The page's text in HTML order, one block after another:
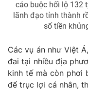
Phó Tổng Biên tập:
Nguyễn Trọng Ninh
Ðiện thoại Thời báo VTV:
Email:toasoan@vtv.vn
Liên hệ quảng cáo:
cáo buộc hối lộ 132
lãnh đạo tỉnh thành
số tiền
Các vụ án như Việt
đai tại nhiều địa
kinh tế mà còn phơi
để trục lợi cá nhân,